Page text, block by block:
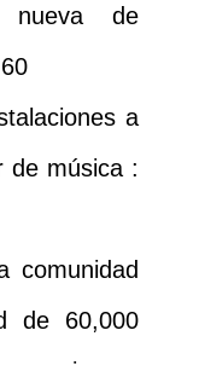
nueva de
a
de música :
comunidad
de 60,000